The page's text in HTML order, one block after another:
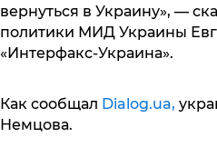
вернуться в Украину», —
политики МИД Украины
«Интерфакс-Украина».
Как сообщал Dialog.ua,
Немцова.